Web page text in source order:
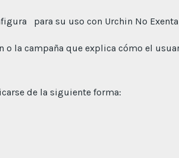
para su uso con Urchin No Exenta
la campaña que explica cómo el
de la siguiente forma: